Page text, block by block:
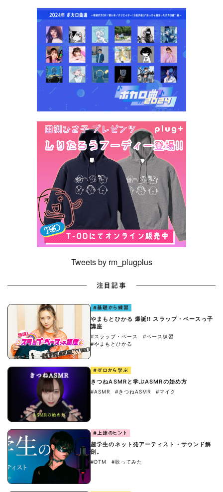
Tweets by rm_plugplus
注目記事
#基礎から練習
やまもとひかる 爆誕!! スラップ・ベースっ子
講座
#スラップ・ベース
#ベース練習
#やまもとひかる
#ゼロから学ぶ
きつねASMRと学ぶASMRの始め方
#ASMR #きつねASMR #マイク
#上達のヒント
超学生のネット発アーティスト・サウンド解
剖。
#DTM #歌ってみた